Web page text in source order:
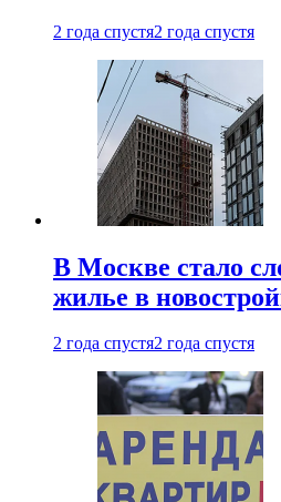
2 года спустя2 года спустя
В Москве стало
жилье в
2 года спустя2 года спустя